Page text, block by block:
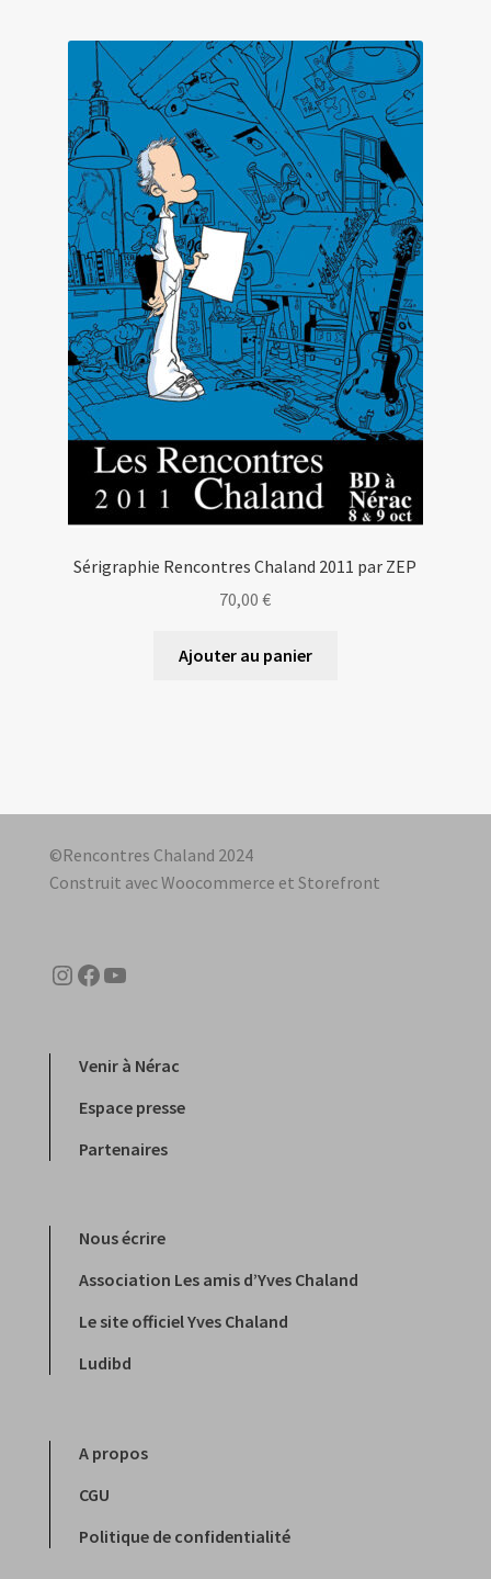
Sérigraphie Rencontres Chaland 2011 par ZEP
70,00€
Ajouter au panier
©Rencontres Chaland 2024
Construit avec Woocommerce et Storefront
Instagram
Facebook
YouTube
Venir à Nérac
Espace presse
Partenaires
Nous écrire
Association Les amis d’Yves Chaland
Le site officiel Yves Chaland
Ludibd
A propos
CGU
Politique de confidentialité